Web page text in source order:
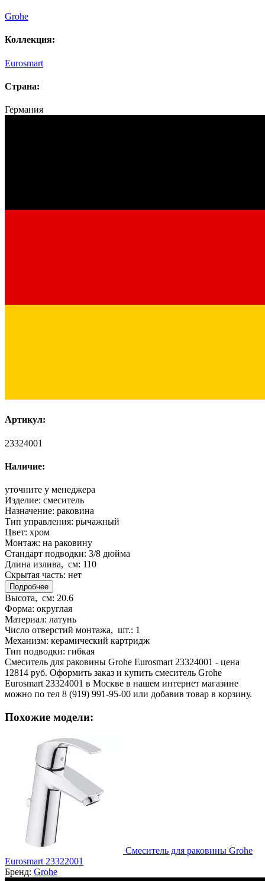
Grohe
Коллекция:
Eurosmart
Страна:
Германия
Артикул:
23324001
Наличие:
уточните у менеджера
Изделие: смеситель
Назначение: раковина
Тип управления: рычажный
Цвет: хром
Монтаж: на раковину
Стандарт подводки: 3/8 дюйма
Длина излива, см: 110
Скрытая часть: нет
Подробнее
Высота, см: 20.6
Форма: округлая
Материал: латунь
Число отверстий монтажа, шт.: 1
Механизм: керамический картридж
Тип подводки: гибкая
Смеситель для раковины Grohe Eurosmart 23324001 - цена
12814 руб. Оформить заказ и купить смеситель Grohe
Eurosmart 23324001 в Москве в нашем интернет магазине
можно по тел 8 (919) 991-95-00 или добавив товар в корзину.
Похожие модели:
Смеситель для раковины Grohe
Eurosmart 23322001
Бренд: Grohe